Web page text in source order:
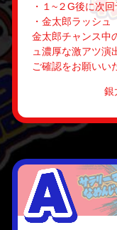
・１~２G後に次
・金太郎ラッシュ
金太郎チャンス中
ュ濃厚な激アツ演
ご確認をお願いい
銀